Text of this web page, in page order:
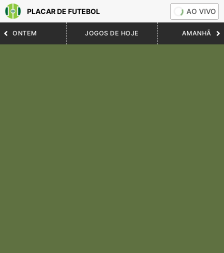
PLACAR DE FUTEBOL AO VIVO
ONTEM JOGOS DE HOJE AMANHÃ